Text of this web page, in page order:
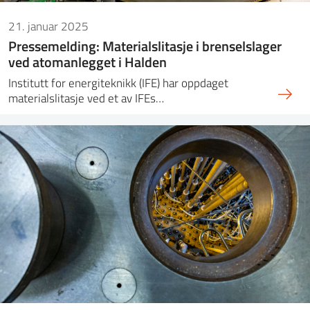
21. januar 2025
Pressemelding: Materialslitasje i brenselslager
ved atomanlegget i Halden
Institutt for energiteknikk (IFE) har oppdaget
materialslitasje ved et av IFEs…